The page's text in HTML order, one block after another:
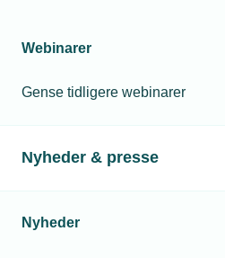
Webinarer
Gense tidligere webinarer
Nyheder & presse
Nyheder